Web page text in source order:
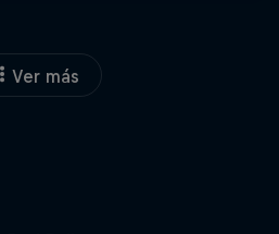
Ver más